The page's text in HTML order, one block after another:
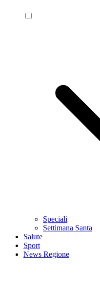
Speciali
Settimana Santa
Salute
Sport
News Regione